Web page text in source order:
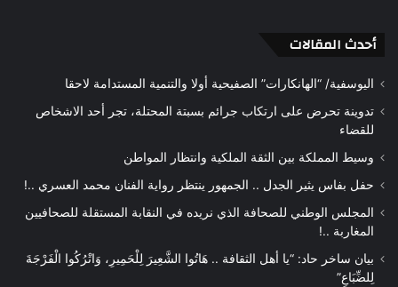
أحدث المقالات
اليوسفية/ “الهانكارات” الصفيحية أولا والتنمية المستدامة لاحقا
تدوينة تحرض على ارتكاب جرائم بسبتة المحتلة، تجر أحد الاشخاص
للقضاء
وسيط المملكة بين الثقة الملكية وانتظار المواطن
حفل بفاس يثير الجدل .. الجمهور ينتظر رواية الفنان محمد العسري ..!
المجلس الوطني للصحافة الذي نريده في النقابة المستقلة للصحافيين
المغاربة ..!
بيان ساخر حاد: “يا أهل الثقافة .. هَاتُوا الشَّعِيرَ لِلْحَمِيرِ، وَاتْرُكُوا الْفَرْجَةَ
لِلضِّبَاعِ”